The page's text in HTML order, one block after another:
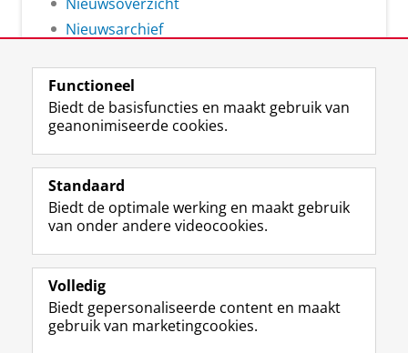
Nieuwsarchief
Volg de RUG
F
a
e
b
o
p
a
g
L
i
k
e
I
-
p
a
R
S
-
f
e
R
i
I
n
t
r
m
-
Y
o
T
e
k
a
Studiekiezers
Alumni
Over ons
Functioneel
Biedt de basisfuncties en maakt gebruik van
geanonimiseerde cookies.
Standaard
Biedt de optimale werking en maakt gebruik
van onder andere videocookies.
Volledig
Biedt gepersonaliseerde content en maakt
gebruik van marketingcookies.